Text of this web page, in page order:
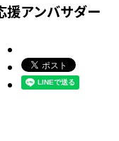
援アンバサダー